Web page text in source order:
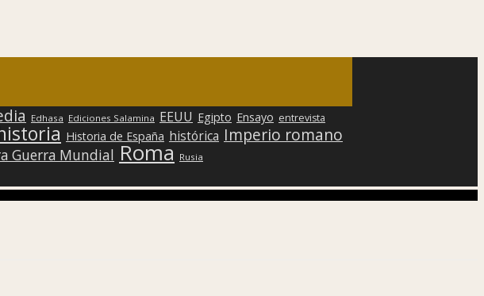
Edhasa Ediciones Salamina EEUU Egipto Ensayo entrevista
Historia de España histórica Imperio romano
Guerra Mundial Roma Rusia